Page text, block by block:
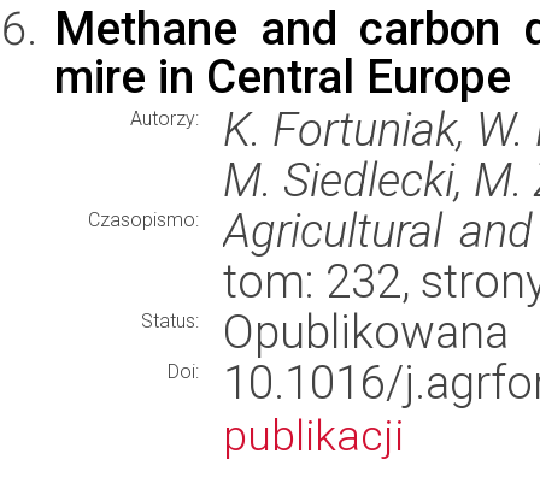
Methane and carbon
mire in Central Europe
Autorzy:
K. Fortuniak,
M. Siedlecki, M.
Czasopismo:
Agricultural
tom: 232,
Status: Opublikowana
Doi: 10.1016/
publikacji